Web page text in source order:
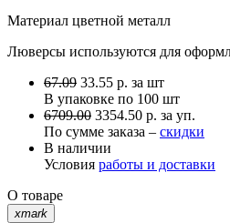
Материал цветной металл
Люверсы используются для
67.09 33.55 р. за шт
В упаковке по 100 шт
6709.00 3354.50 р. за уп.
По сумме заказа – скидки
В наличии
Условия работы и доставки
О товаре
xmark